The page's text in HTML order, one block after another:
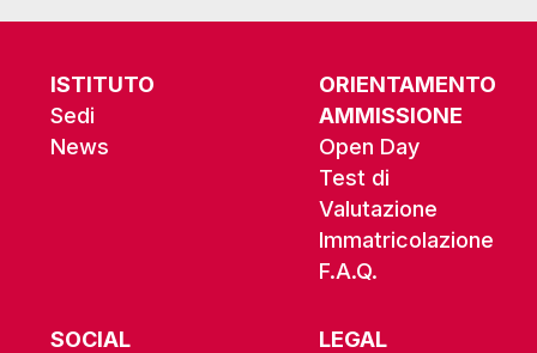
ISTITUTO
Sedi
News
ORIENTAMENTO
AMMISSIONE
Open Day
Test di
Valutazione
Immatricolazione
F.A.Q.
SOCIAL
LEGAL